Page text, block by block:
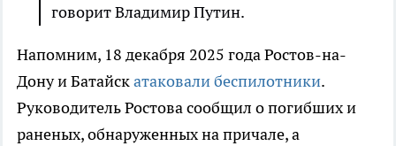
говорит Владимир Путин.
Напомним, 18 декабря 2025 года Ростов-на-
Дону и Батайскатаковали беспилотники.
Руководитель Ростова сообщил о погибших и
раненых, обнаруженных на причале, а